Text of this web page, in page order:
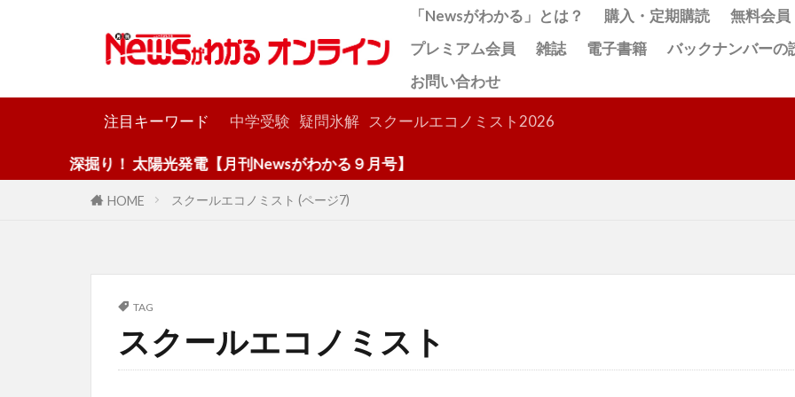
「Newsがわかる」とは？ 購入・定期購読
無料会員
プレミアム会員
雑誌 電子書籍
バックナンバーの
お問い合わせ
注目キーワード 中学受験 疑問氷解 スクールエコノミスト2026
深掘り！ 太陽光発電【月刊Newsがわかる９月号】
HOME スクールエコノミスト (ページ7)
TAG
スクールエコノミスト
検索